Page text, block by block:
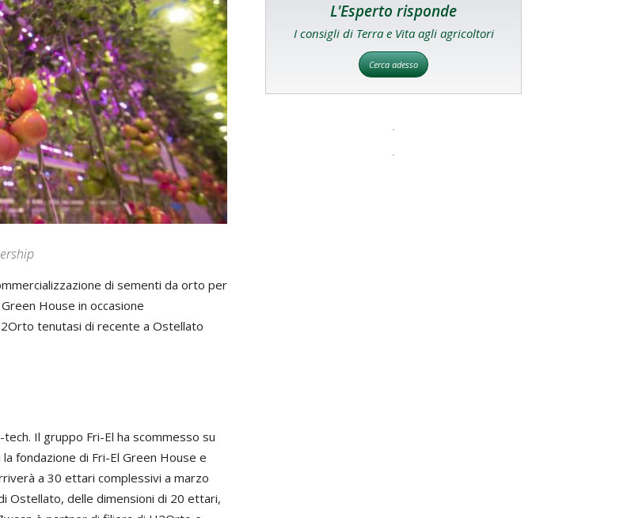
di sementi da orto per
House in occasione
tenutasi di recente a Ostellato
Il gruppo Fri-El ha scommesso su
fondazione di Fri-El Green House e
a 30 ettari complessivi a marzo
Ostellato, delle dimensioni di 20 ettari,
L'Esperto risponde
I consigli di Terra e Vita agli agricoltori
Cerca adesso